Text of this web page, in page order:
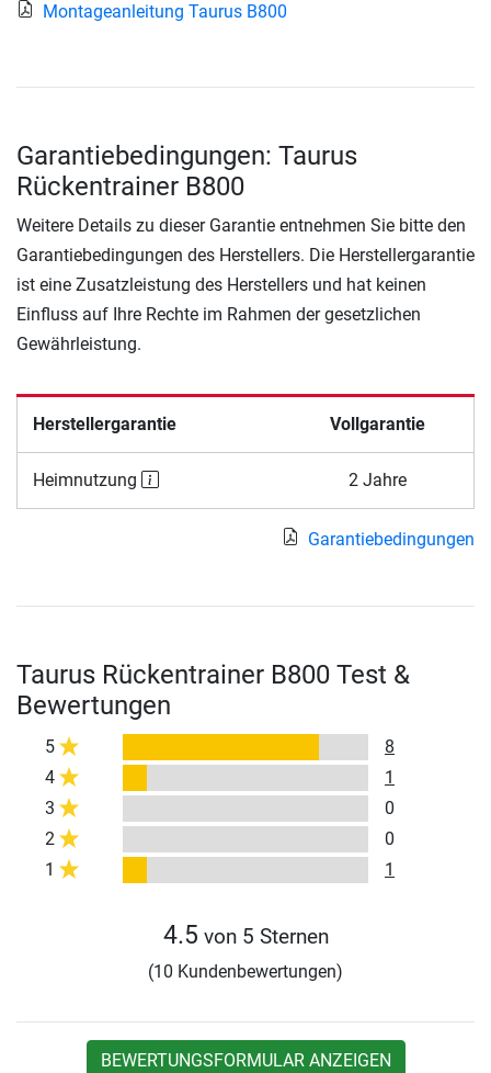
Montageanleitung Taurus B800
Garantiebedingungen: Taurus
Rückentrainer B800
Weitere Details zu dieser Garantie entnehmen Sie bitte den
Garantiebedingungen des Herstellers. Die Herstellergarantie
ist eine Zusatzleistung des Herstellers und hat keinen
Einfluss auf Ihre Rechte im Rahmen der gesetzlichen
Gewährleistung.
Herstellergarantie Vollgarantie
Heimnutzung 2 Jahre
Garantiebedingungen
Taurus Rückentrainer B800 Test &
Bewertungen
5
8
4
1
3
0
2
0
1
1
4.5 von 5 Sternen
(10 Kundenbewertungen)
BEWERTUNGSFORMULAR ANZEIGEN